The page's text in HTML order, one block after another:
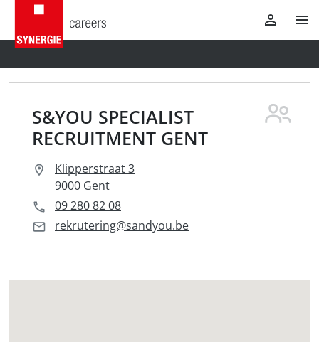
S&YOU SPECIALIST
RECRUITMENT GENT
Klipperstraat 3
9000 Gent
09 280 82 08
rekrutering@sandyou.be